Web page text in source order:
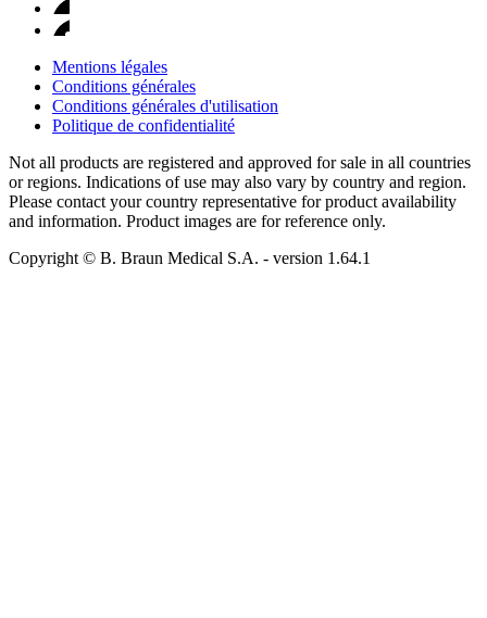
Mentions légales
Conditions générales
Conditions générales d'utilisation
Politique de confidentialité
Not all products are registered and approved for sale in all countries
or regions. Indications of use may also vary by country and region.
Please contact your country representative for product availability
and information. Product images are for reference only.
Copyright © B. Braun Medical S.A. - version 1.64.1